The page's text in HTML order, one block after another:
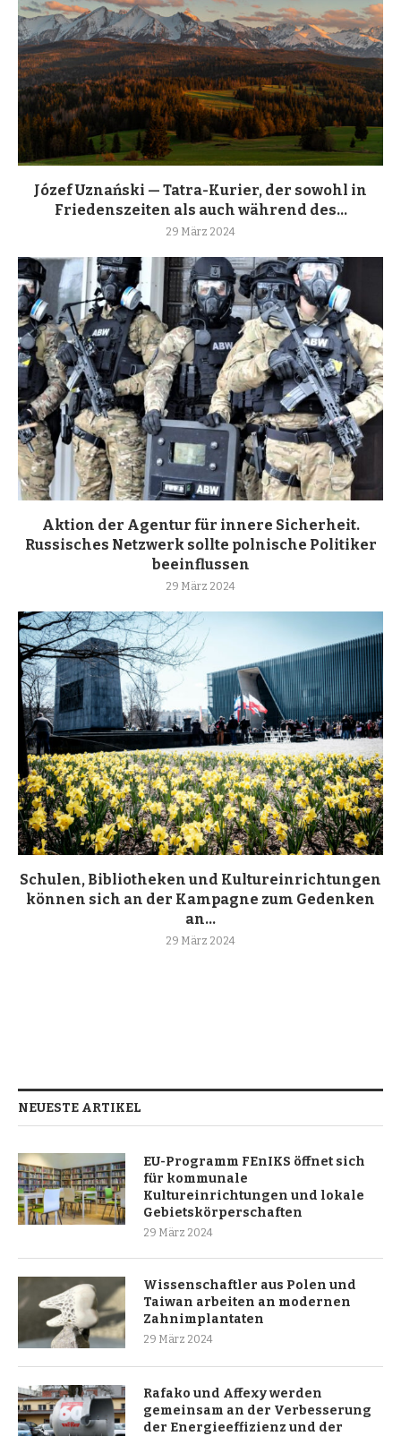
Józef Uznański — Tatra-Kurier, der sowohl in
Friedenszeiten als auch während des...
29 März 2024
Aktion der Agentur für innere Sicherheit.
Russisches Netzwerk sollte polnische Politiker
beeinflussen
29 März 2024
Schulen, Bibliotheken und Kultureinrichtungen
können sich an der Kampagne zum Gedenken
an...
29 März 2024
NEUESTE ARTIKEL
EU-Programm FEnIKS öffnet sich
für kommunale
Kultureinrichtungen und lokale
Gebietskörperschaften
29 März 2024
Wissenschaftler aus Polen und
Taiwan arbeiten an modernen
Zahnimplantaten
29 März 2024
Rafako und Affexy werden
gemeinsam an der Verbesserung
der Energieeffizienz und der